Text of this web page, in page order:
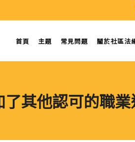
首頁 主題 常見問題 關於社區法
其他認可的職